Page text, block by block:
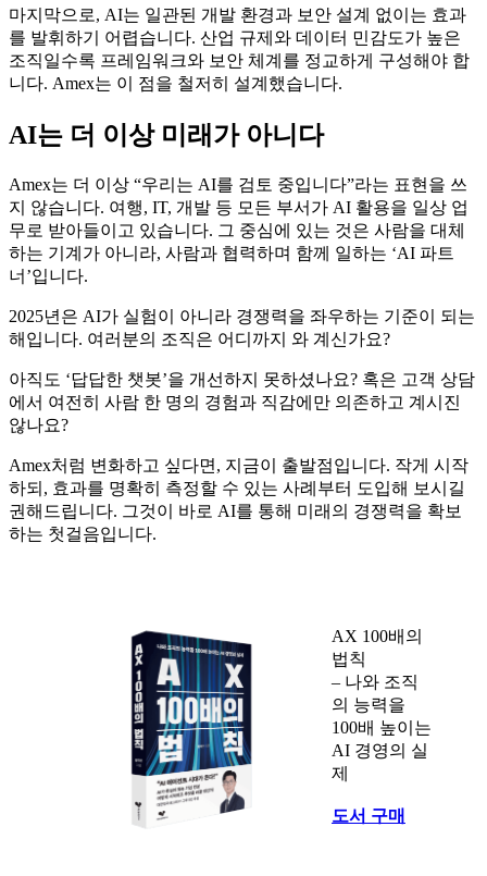
마지막으로, AI는 일관된 개발 환경과 보안 설계 없이는 효과
를 발휘하기 어렵습니다. 산업 규제와 데이터 민감도가 높은
조직일수록 프레임워크와 보안 체계를 정교하게 구성해야 합
니다. Amex는 이 점을 철저히 설계했습니다.
AI는 더 이상 미래가 아니다
Amex는 더 이상 “우리는 AI를 검토 중입니다”라는 표현을 쓰
지 않습니다. 여행, IT, 개발 등 모든 부서가 AI 활용을 일상 업
무로 받아들이고 있습니다. 그 중심에 있는 것은 사람을 대체
하는 기계가 아니라, 사람과 협력하며 함께 일하는 ‘AI 파트
너’입니다.
2025년은 AI가 실험이 아니라 경쟁력을 좌우하는 기준이 되는
해입니다. 여러분의 조직은 어디까지 와 계신가요?
아직도 ‘답답한 챗봇’을 개선하지 못하셨나요? 혹은 고객 상담
에서 여전히 사람 한 명의 경험과 직감에만 의존하고 계시진
않나요?
Amex처럼 변화하고 싶다면, 지금이 출발점입니다. 작게 시작
하되, 효과를 명확히 측정할 수 있는 사례부터 도입해 보시길
권해드립니다. 그것이 바로 AI를 통해 미래의 경쟁력을 확보
하는 첫걸음입니다.
AX 100배의
법칙
– 나와 조직
의 능력을
100배 높이는
AI 경영의 실
제
도서 구매